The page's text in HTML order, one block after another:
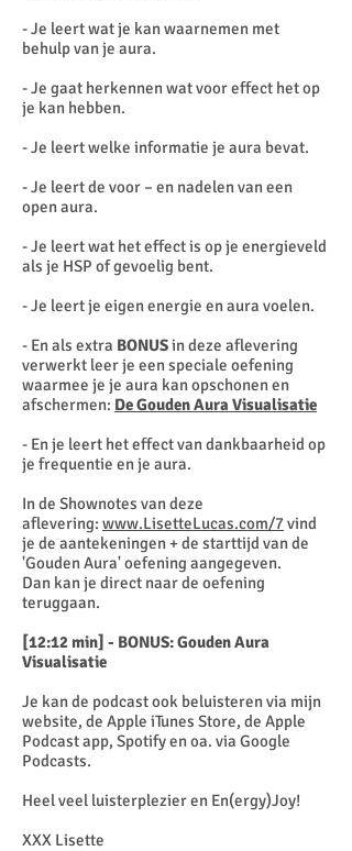
- Je leert wat je kan waarnemen met
behulp van je aura.
- Je gaat herkennen wat voor effect het op
je kan hebben.
- Je leert welke informatie je aura bevat.
- Je leert de voor – en nadelen van een
open aura.
- Je leert wat het effect is op je energieveld
als je HSP of gevoelig bent.
- Je leert je eigen energie en aura voelen.
- En als extra BONUSin deze aflevering
verwerkt leer je een speciale oefening
waarmee je je aura kan opschonen en
afschermen: De Gouden Aura Visualisatie
- En je leert het effect van dankbaarheid op
je frequentie en je aura.
In de Shownotes van deze
aflevering: www.LisetteLucas.com/7vind
je de aantekeningen + de starttijd van de
'Gouden Aura' oefening aangegeven.
Dan kan je direct naar de oefening
teruggaan.
[12:12 min] - BONUS: Gouden Aura
Visualisatie
Je kan de podcast ook beluisteren via mijn
website, de Apple iTunes Store, de Apple
Podcast app, Spotify en oa. via Google
Podcasts.
Heel veel luisterplezier en En(ergy)Joy!
XXX Lisette